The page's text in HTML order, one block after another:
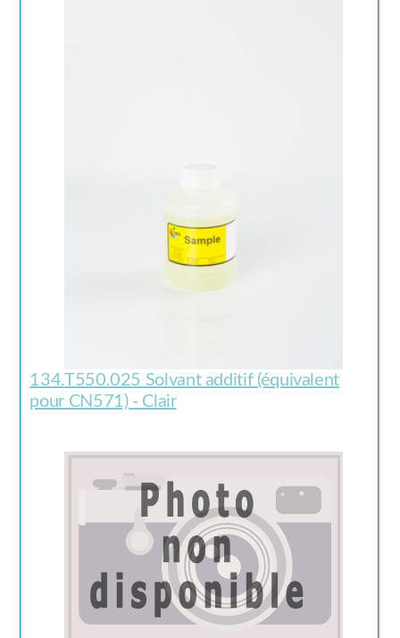
134.T550.025 Solvant additif (équivalent
pour CN571) - Clair